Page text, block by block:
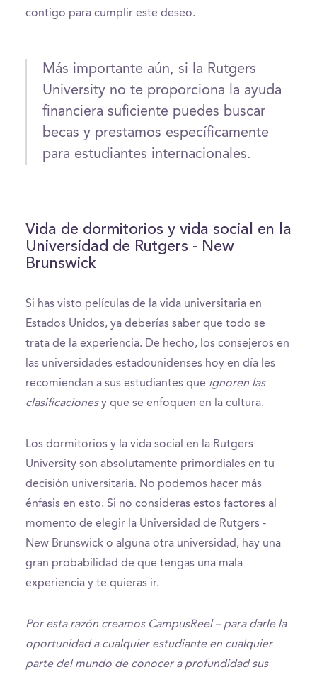
contigo para cumplir este deseo.
Más importante aún, si la Rutgers
University no te proporciona la ayuda
financiera suficiente puedes buscar
becas y prestamos específicamente
para estudiantes internacionales.
Vida de dormitorios y vida social en la
Universidad de Rutgers - New
Brunswick
Si has visto películas de la vida universitaria en
Estados Unidos, ya deberías saber que todo se
trata de la experiencia. De hecho, los consejeros en
las universidades estadounidenses hoy en día les
recomiendan a sus estudiantes que ignoren las
clasificacionesy que se enfoquen en la cultura.
Los dormitorios y la vida social en la Rutgers
University son absolutamente primordiales en tu
decisión universitaria. No podemos hacer más
énfasis en esto. Si no consideras estos factores al
momento de elegir la Universidad de Rutgers -
New Brunswick o alguna otra universidad, hay una
gran probabilidad de que tengas una mala
experiencia y te quieras ir.
Por esta razón creamos CampusReel – para darle la
oportunidad a cualquier estudiante en cualquier
parte del mundo de conocer a profundidad sus